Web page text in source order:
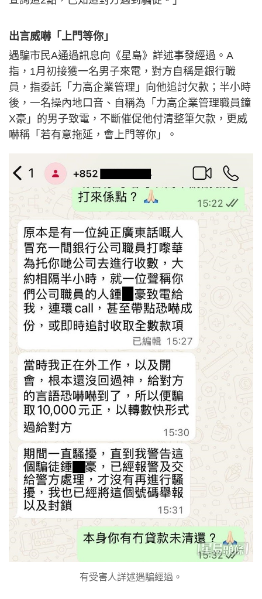
出言威嚇「上門等你」
遇騙市民A通過訊息向《星島》詳述事發經過。A
指，1月初接獲一名男子來電，對方自稱是銀行職
員，指委託「力高企業管理」向他追討欠款；半小時
後，一名操內地口音、自稱為「力高企業管理職員鐘
X豪」的男子致電，不斷催促他付清整筆欠款，更威
嚇稱「若有意拖延，會上門等你」。
有受害人詳述遇騙經過。